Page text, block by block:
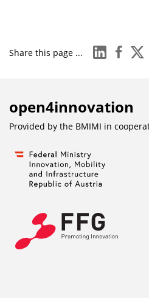
n
D
n
l
Share this page ... linkedinfacebook
x
open4innovation
Provided by the BMIMI in